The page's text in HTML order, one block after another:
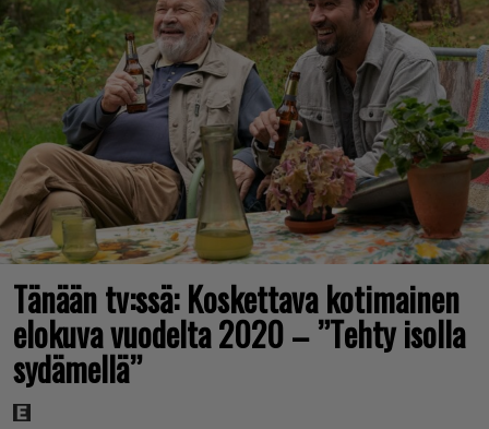
Tänään tv:ssä: Koskettava kotimainen
elokuva vuodelta 2020 – ”Tehty isolla
sydämellä”